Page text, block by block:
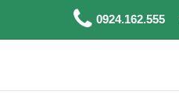
0924.162.555